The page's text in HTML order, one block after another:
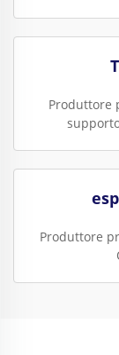
Produttore
Produttore